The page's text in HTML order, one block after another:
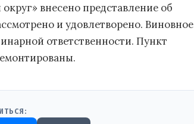
внесено представление об
и удовлетворено. Виновное
ответственности. Пункт